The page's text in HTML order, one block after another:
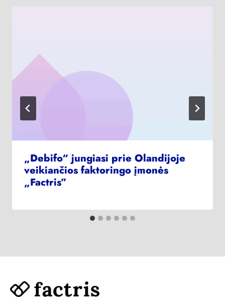
„Debifo“ jungiasi prie Olandijoje
veikiančios faktoringo įmonės
„Factris”